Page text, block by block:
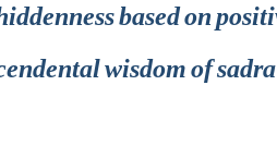
based on
wisdom of sadra